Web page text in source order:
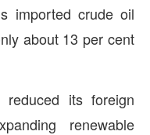
imported crude oil
about 13 per cent
its foreign
renewable